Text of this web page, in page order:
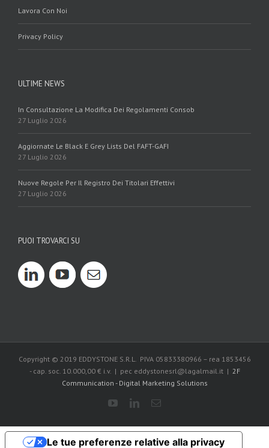
Lavora Con Noi
Privacy Policy
ULTIME NEWS
In Consultazione La Modifica Dei Regolamenti Consob
27 Luglio 2026
Aggiornate Le Black E Grey Lists Del FAFT-GAFI
27 Luglio 2026
Nuove Regole Per Il Registro Dei Titolari Effettivi
27 Luglio 2026
PUOI TROVARCI SU
Copyright © 2019 EDDYSTONE S.R.L. PIVA 05833380966 – rea 1853456
- cap. soc. 10.000,00 € i.v. | pec eddystonesrl@lagalmail.it | 2F
Communication - Digital Marketing Solutions
Le tue preferenze relative alla privacy